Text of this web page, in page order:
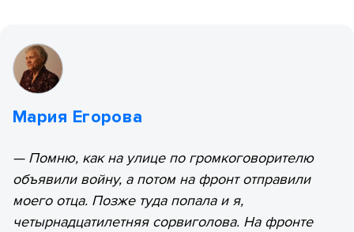
Мария Егорова
— Помню, как на улице по громкоговорителю
объявили войну, а потом на фронт отправили
моего отца. Позже туда попала и я,
четырнадцатилетняя сорвиголова. На фронте